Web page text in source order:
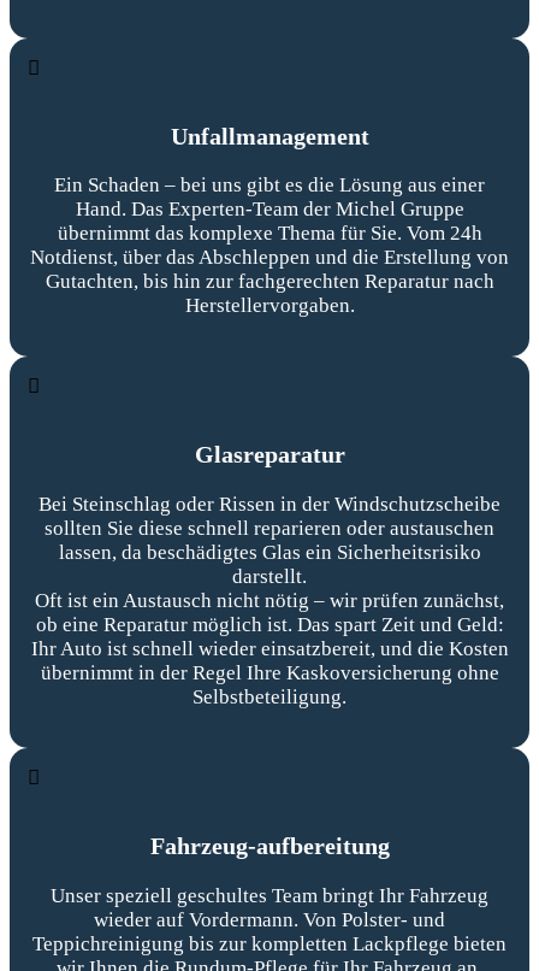
Unfallmanagement
Ein Schaden – bei uns gibt es die Lösung aus einer
Hand. Das Experten-Team der Michel Gruppe
übernimmt das komplexe Thema für Sie. Vom 24h
Notdienst, über das Abschleppen und die Erstellung von
Gutachten, bis hin zur fachgerechten Reparatur nach
Herstellervorgaben.
Glasreparatur
Bei Steinschlag oder Rissen in der Windschutzscheibe
sollten Sie diese schnell reparieren oder austauschen
lassen, da beschädigtes Glas ein Sicherheitsrisiko
darstellt.
Oft ist ein Austausch nicht nötig – wir prüfen zunächst,
ob eine Reparatur möglich ist. Das spart Zeit und Geld:
Ihr Auto ist schnell wieder einsatzbereit, und die Kosten
übernimmt in der Regel Ihre Kaskoversicherung ohne
Selbstbeteiligung.
Fahrzeug-aufbereitung
Unser speziell geschultes Team bringt Ihr Fahrzeug
wieder auf Vordermann. Von Polster- und
Teppichreinigung bis zur kompletten Lackpflege bieten